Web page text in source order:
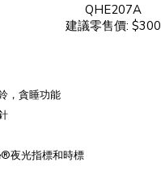
QHE207A
建議零售價: $300
，貪睡功能
夜光指標和時標